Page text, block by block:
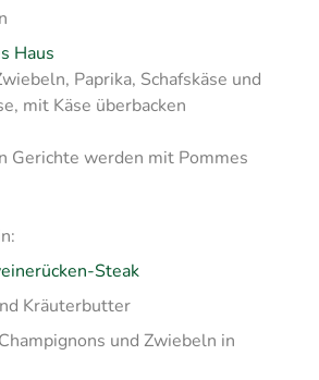
Haus
Paprika, Schafskäse und
mit Käse überbacken
Gerichte werden mit Pommes
Steak
Kräuterbutter
und Zwiebeln in